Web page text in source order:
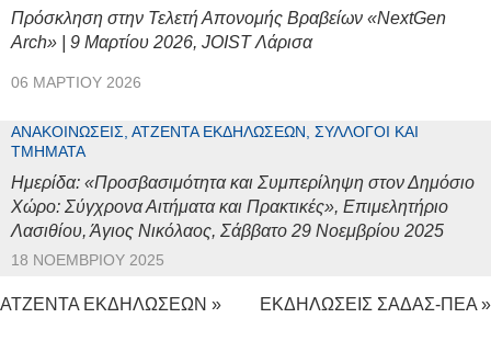
Πρόσκληση στην Τελετή Απονομής Βραβείων «NextGen
Arch» | 9 Μαρτίου 2026, JOIST Λάρισα
06 ΜΑΡΤΊΟΥ 2026
ΑΝΑΚΟΙΝΏΣΕΙΣ, ΑΤΖΈΝΤΑ ΕΚΔΗΛΏΣΕΩΝ, ΣΎΛΛΟΓΟΙ ΚΑΙ
ΤΜΉΜΑΤΑ
Ημερίδα: «Προσβασιμότητα και Συμπερίληψη στον Δημόσιο
Χώρο: Σύγχρονα Αιτήματα και Πρακτικές», Επιμελητήριο
Λασιθίου, Άγιος Νικόλαος, Σάββατο 29 Νοεμβρίου 2025
18 ΝΟΕΜΒΡΊΟΥ 2025
ΑΤΖΕΝΤΑ ΕΚΔΗΛΩΣΕΩΝ » ΕΚΔΗΛΩΣΕΙΣ ΣΑΔΑΣ-ΠΕΑ »